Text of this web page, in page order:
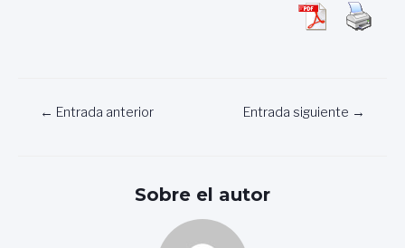
Navegación
← Entrada anterior Entrada siguiente →
Sobre el autor